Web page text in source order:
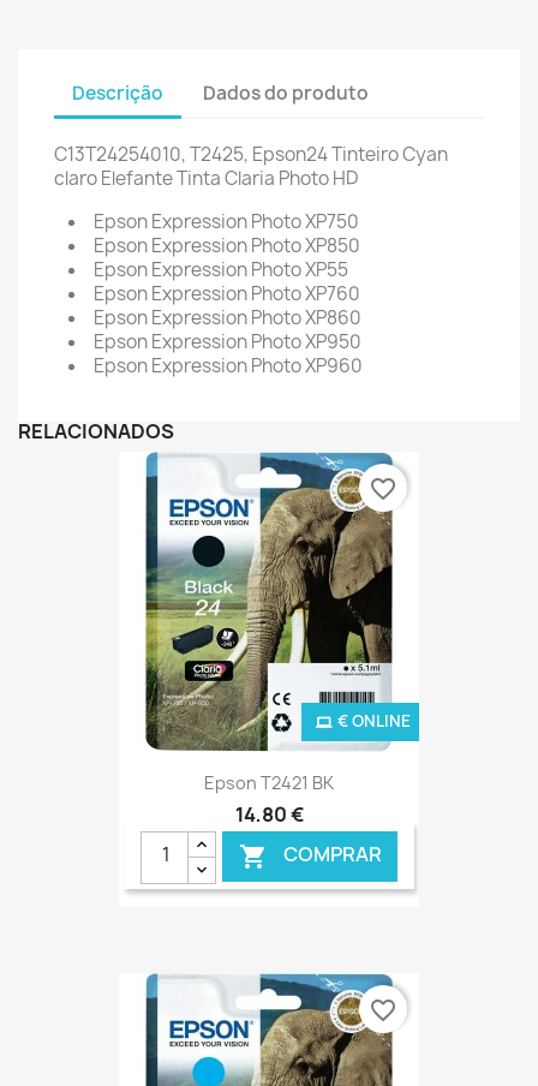
Descrição Dados do produto
C13T24254010, T2425, Epson24 Tinteiro Cyan
claro Elefante Tinta Claria Photo HD
Epson Expression Photo XP750
Epson Expression Photo XP850
Epson Expression Photo XP55
Epson Expression Photo XP760
Epson Expression Photo XP860
Epson Expression Photo XP950
Epson Expression Photo XP960
RELACIONADOS
Epson T2421 BK
14,80 €
 COMPRAR
€ ONLINE
favorite_border
favorite_border